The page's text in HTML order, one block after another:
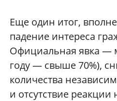
Еще один итог,
падение интереса
Официальная явка —
году — свыше 70%),
количества
и отсутствие